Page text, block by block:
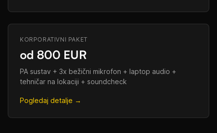
KORPORATIVNI PAKET
od 800 EUR
PA sustav + 3x bežični mikrofon + laptop audio +
tehničar na lokaciji + soundcheck
Pogledaj detalje →